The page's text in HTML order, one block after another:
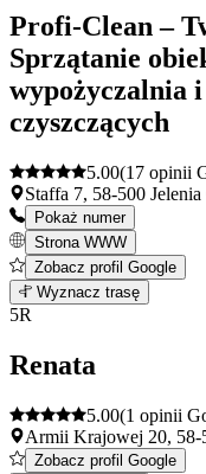
Profi-Clean –
Sprzątanie
wypożyczalnia
czyszczących
5.00(17 opinii
Staffa 7, 58-500 Jelenia
Pokaż numer
Strona WWW
Zobacz profil Google
+
Wyznacz trasę
5R
Renata
5.00(1 opinii
Armii Krajowej 20, 58-
Zobacz profil Google